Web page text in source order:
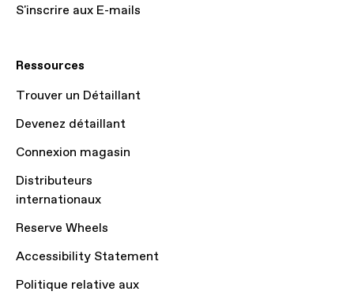
S'inscrire aux E-mails
Ressources
Trouver un Détaillant
Devenez détaillant
Connexion magasin
Distributeurs
internationaux
Reserve Wheels
Accessibility Statement
Politique relative aux